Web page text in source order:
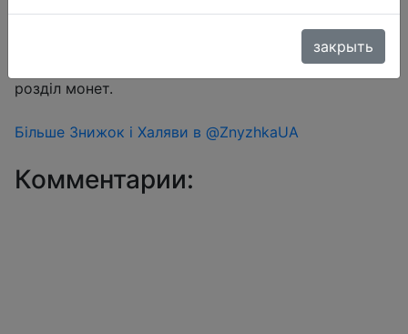
Знижка монетками 78-91 Coins у додатку через
розділ монет.
Більше Знижок і Халяви в @ZnyzhkaUA
Комментарии:
закрыть